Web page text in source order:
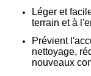
Léger et
terrain et à
Prévient
nettoyage,
nouveaux